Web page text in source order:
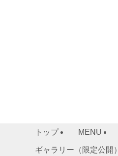
トップ MENU
ギャラリー（限定公開）